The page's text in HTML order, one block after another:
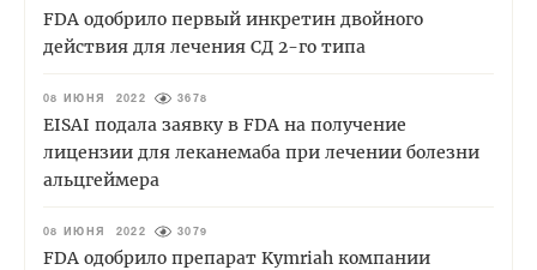
FDA одобрило первый инкретин двойного
действия для лечения СД 2-го типа
08 ИЮНЯ 2022 3678
EISAI подала заявку в FDA на получение
лицензии для леканемаба при лечении болезни
альцгеймера
08 ИЮНЯ 2022 3079
FDA одобрило препарат Kymriah компании